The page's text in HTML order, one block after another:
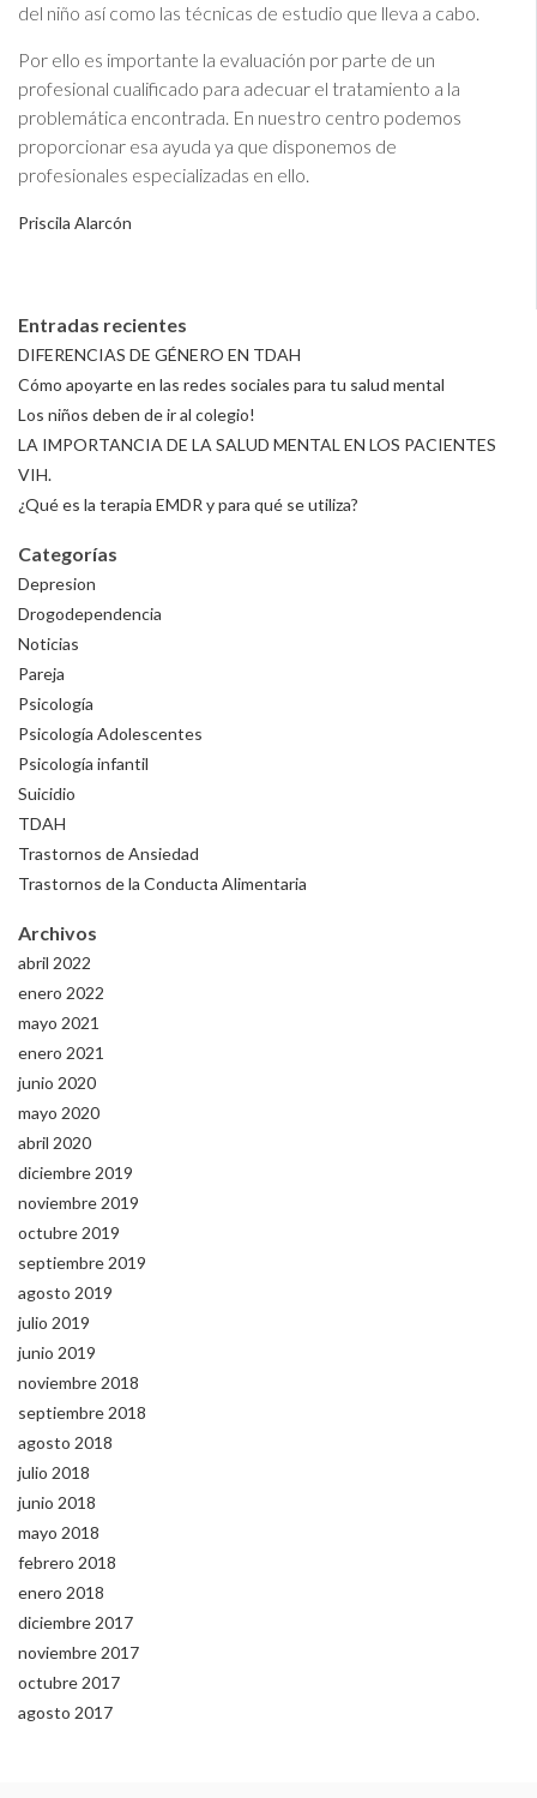
del niño así como las técnicas de estudio que lleva a cabo.
Por ello es importante la evaluación por parte de un
profesional cualificado para adecuar el tratamiento a la
problemática encontrada. En nuestro centro podemos
proporcionar esa ayuda ya que disponemos de
profesionales especializadas en ello.
Priscila Alarcón
Entradas recientes
DIFERENCIAS DE GÉNERO EN TDAH
Cómo apoyarte en las redes sociales para tu salud mental
Los niños deben de ir al colegio!
LA IMPORTANCIA DE LA SALUD MENTAL EN LOS PACIENTES
VIH.
¿Qué es la terapia EMDR y para qué se utiliza?
Categorías
Depresion
Drogodependencia
Noticias
Pareja
Psicología
Psicología Adolescentes
Psicología infantil
Suicidio
TDAH
Trastornos de Ansiedad
Trastornos de la Conducta Alimentaria
Archivos
abril 2022
enero 2022
mayo 2021
enero 2021
junio 2020
mayo 2020
abril 2020
diciembre 2019
noviembre 2019
octubre 2019
septiembre 2019
agosto 2019
julio 2019
junio 2019
noviembre 2018
septiembre 2018
agosto 2018
julio 2018
junio 2018
mayo 2018
febrero 2018
enero 2018
diciembre 2017
noviembre 2017
octubre 2017
agosto 2017